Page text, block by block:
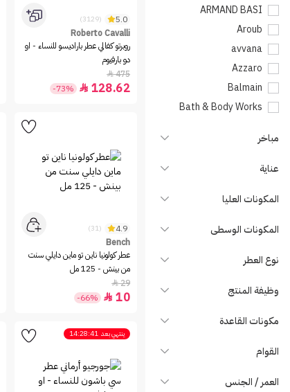
ARMAND BASI
Aroub
avvana
Azzaro
Balmain
Bath & Body Works
Bentley
Billie Eilish
Britney Spears
BURBERRY
Byredo
Calvin Klein
Carolina Herrera
cartier
CHANEL
مباخر
عناية
المكونات العليا
المكونات الوسطى
نوع العطر
وظيفة المنتج
مكونات القاعدة
القوام
العمر / الجنس
5.0
(3129)
Roberto Cavalli
روبرتو كفالي عطر باراديسو للنساء - او
دو بارفيوم
475

128.62

-73%
4.9
(31)
Bench
عطر كولونيا ناين تو ماين دايلي سنت
من بينش - 125 مل
29

10

-66%
ينتهي بعد 14:28:41